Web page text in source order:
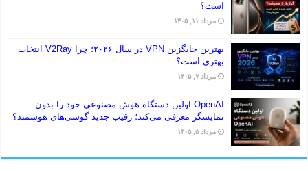
است؟
مرداد ۱۱, ۱۴۰۵
بهترین جایگزین VPN در سال ۲۰۲۶؛ چرا V2Ray انتخاب
بهتری است؟
مرداد ۷, ۱۴۰۵
OpenAI اولین دستگاه هوش مصنوعی خود را بدون
نمایشگر معرفی می‌کند؛ رقیب جدید گوشی‌های هوشمند؟
مرداد ۵, ۱۴۰۵